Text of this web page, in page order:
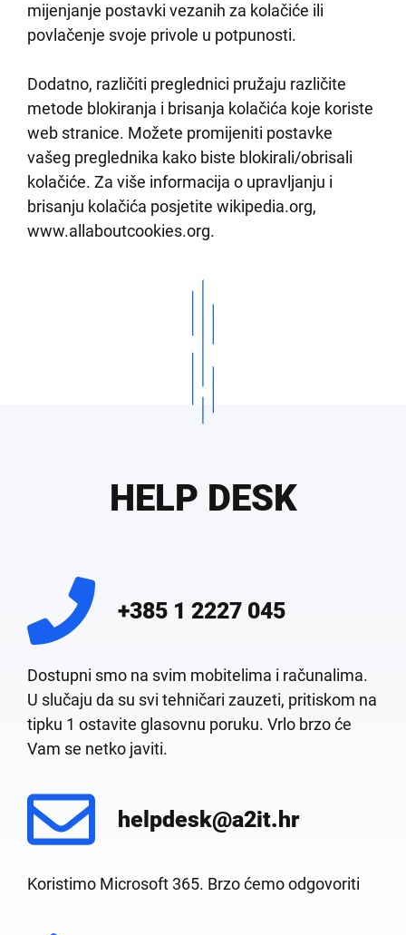
mijenjanje postavki vezanih za kolačiće ili
povlačenje svoje privole u potpunosti.
Dodatno, različiti preglednici pružaju različite
metode blokiranja i brisanja kolačića koje koriste
web stranice. Možete promijeniti postavke
vašeg preglednika kako biste blokirali/obrisali
kolačiće. Za više informacija o upravljanju i
brisanju kolačića posjetite wikipedia.org,
www.allaboutcookies.org.
HELP DESK
+385 1 2227 045
Dostupni smo na svim mobitelima i računalima.
U slučaju da su svi tehničari zauzeti, pritiskom na
tipku 1 ostavite glasovnu poruku. Vrlo brzo će
Vam se netko javiti.
helpdesk@a2it.hr
Koristimo Microsoft 365. Brzo ćemo odgovoriti